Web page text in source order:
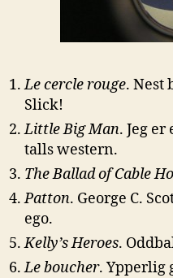
Le cercle rouge. Nest
Slick!
Little Big Man. Jeg
talls western.
The Ballad of Cable
Patton. George C.
ego.
Kelly’s Heroes.
Le boucher. Ypperlig